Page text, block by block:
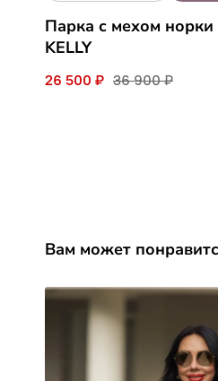
Парка с мехом норки
KELLY
26 500 ₽ 36 900 ₽
Вам может